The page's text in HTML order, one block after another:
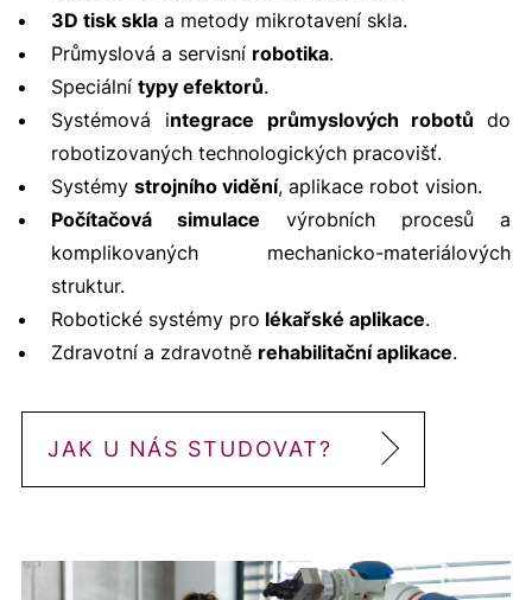
3D tisk sklaa metody mikrotavení skla.
Průmyslová a servisní robotika.
Speciální typy efektorů.
Systémová integrace průmyslových robotůdo
robotizovaných technologických pracovišť.
Systémy strojního vidění, aplikace robot vision.
Počítačová simulace výrobních procesů a
komplikovaných mechanicko-materiálových
struktur.
Robotické systémy pro lékařské aplikace.
Zdravotní a zdravotně rehabilitační aplikace.
JAK U NÁS STUDOVAT?